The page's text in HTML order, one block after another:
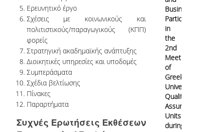
Ερευνητικό έργο
Σχέσεις με κοινωνικούς και
πολιτιστικούς/παραγωγικούς (ΚΠΠ)
φορείς
Στρατηγική ακαδημαϊκής ανάπτυξης
Διοικητικές υπηρεσίες και υποδομές
Συμπεράσματα
Σχέδια βελτίωσης
Πίνακες
Παραρτήματα
Συχνές Ερωτήσεις Εκθέσεων
Business
Participates
in
the
2nd
Meeting
of
Greek
University
Quality
Assurance
Units
during